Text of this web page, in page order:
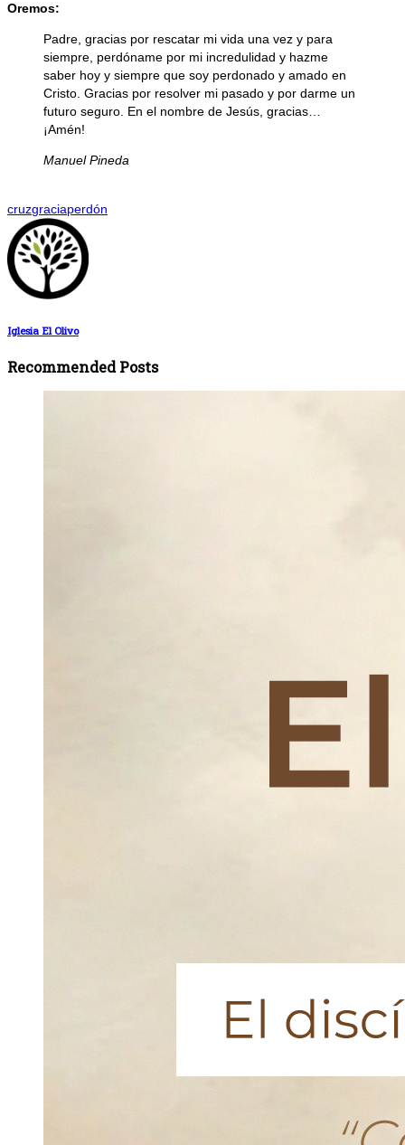
Oremos:
Padre, gracias por rescatar mi vida una vez y para
siempre, perdóname por mi incredulidad y hazme
saber hoy y siempre que soy perdonado y amado en
Cristo. Gracias por resolver mi pasado y por darme un
futuro seguro. En el nombre de Jesús, gracias…
¡Amén!
Manuel Pineda
cruzgraciaperdón
Iglesia El Olivo
Recommended Posts